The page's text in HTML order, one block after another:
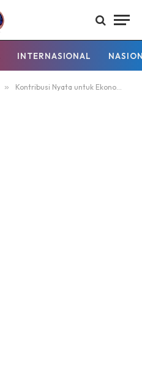
INTERNASIONAL
» Kontribusi Nyata untuk Ekonomi Kerakyatan, BRI Setorkan Dividen Terbesar Sepanjang Sejarah di Bawah Supervisi Danantara